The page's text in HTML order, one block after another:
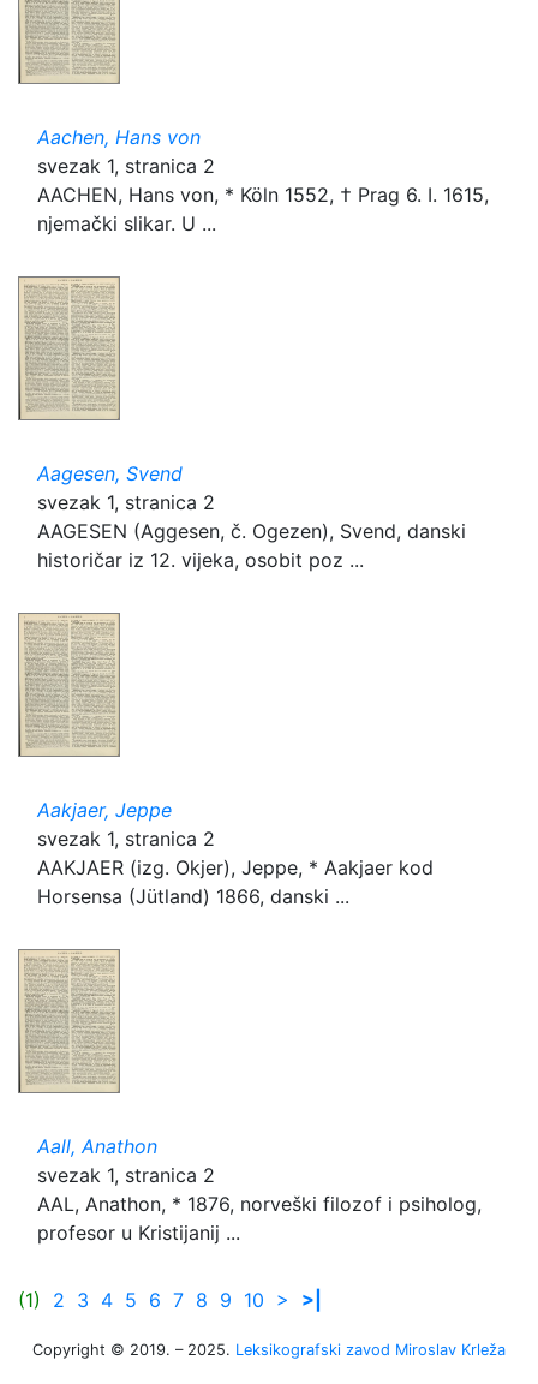
Aachen, Hans von
svezak 1, stranica 2
AACHEN, Hans von, * Köln 1552, † Prag 6. I. 1615,
njemački slikar. U ...
Aagesen, Svend
svezak 1, stranica 2
AAGESEN (Aggesen, č. Ogezen), Svend, danski
historičar iz 12. vijeka, osobit poz ...
Aakjaer, Jeppe
svezak 1, stranica 2
AAKJAER (izg. Okjer), Jeppe, * Aakjaer kod
Horsensa (Jütland) 1866, danski ...
Aall, Anathon
svezak 1, stranica 2
AAL, Anathon, * 1876, norveški filozof i psiholog,
profesor u Kristijanij ...
(1) 2 3 4 5 6 7 8 9 10 > >|
Copyright © 2019. – 2025. Leksikografski zavod Miroslav Krleža